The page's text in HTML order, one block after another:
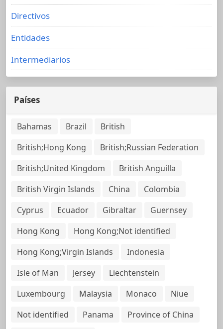
Directivos
Entidades
Intermediarios
Países
Bahamas Brazil
British
British;Hong Kong
British;Russian Federation
British;United Kingdom
British Anguilla
British Virgin Islands
China
Colombia
Cyprus
Ecuador Gibraltar
Guernsey
Hong Kong
Hong Kong;Not identified
Hong Kong;Virgin Islands
Indonesia
Isle of Man
Jersey
Liechtenstein
Luxembourg
Malaysia Monaco
Niue
Not identified
Panama
Province of China